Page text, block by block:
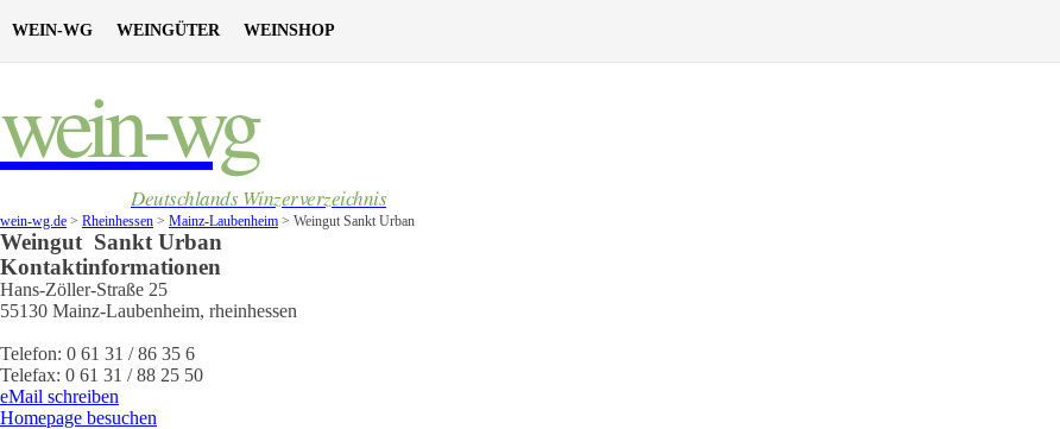
WEIN-WG WEINGÜTER WEINSHOP
wein-wg
Deutschlands Winzerverzeichnis
wein-wg.de > Rheinhessen > Mainz-Laubenheim > Weingut Sankt Urban
Weingut Sankt Urban
Kontaktinformationen
Hans-Zöller-Straße 25
55130 Mainz-Laubenheim, rheinhessen
Telefon: 0 61 31 / 86 35 6
Telefax: 0 61 31 / 88 25 50
eMail schreiben
Homepage besuchen